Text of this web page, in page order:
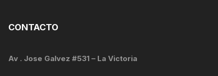
CONTACTO
Av . Jose Galvez #531 – La Victoria